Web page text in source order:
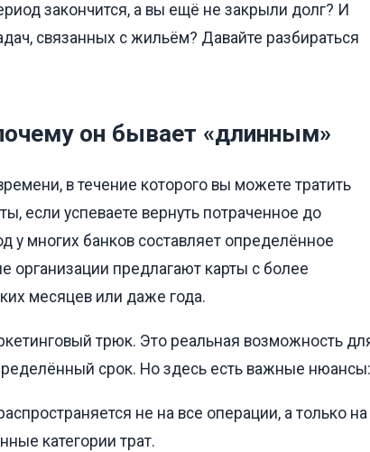
закончится, а вы ещё не закрыли долг? И
связанных с жильём? Давайте разбираться
он бывает «длинным»
в течение которого вы можете тратить
если успеваете вернуть потраченное до
у многих банков составляет определённое
организации предлагают карты с более
месяцев или даже года.
трюк. Это реальная возможность
срок. Но здесь есть важные нюансы:
не на все операции, а только на
категории трат.